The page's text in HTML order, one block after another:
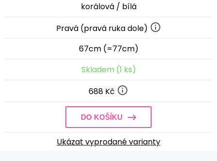
korálová / bílá
Pravá (pravá ruka dole)
67cm (=77cm)
Skladem (1 ks)
688 Kč
DO KOŠÍKU
Ukázat vyprodané varianty